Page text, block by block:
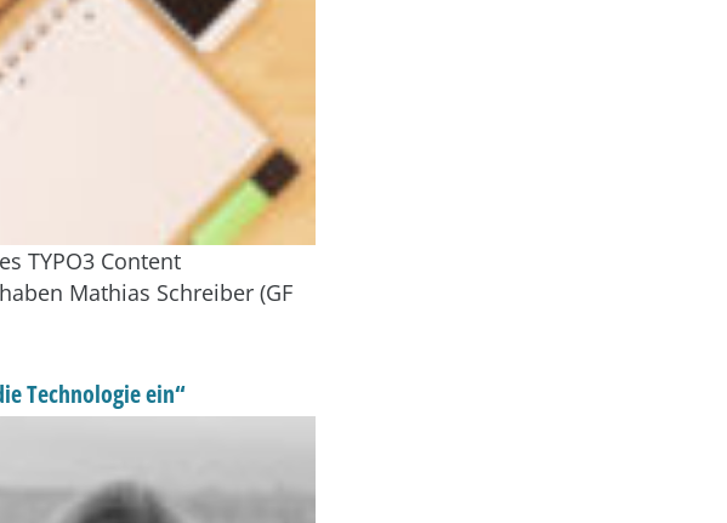
TYPO3 Content
Mathias Schreiber (GF
Technologie ein“